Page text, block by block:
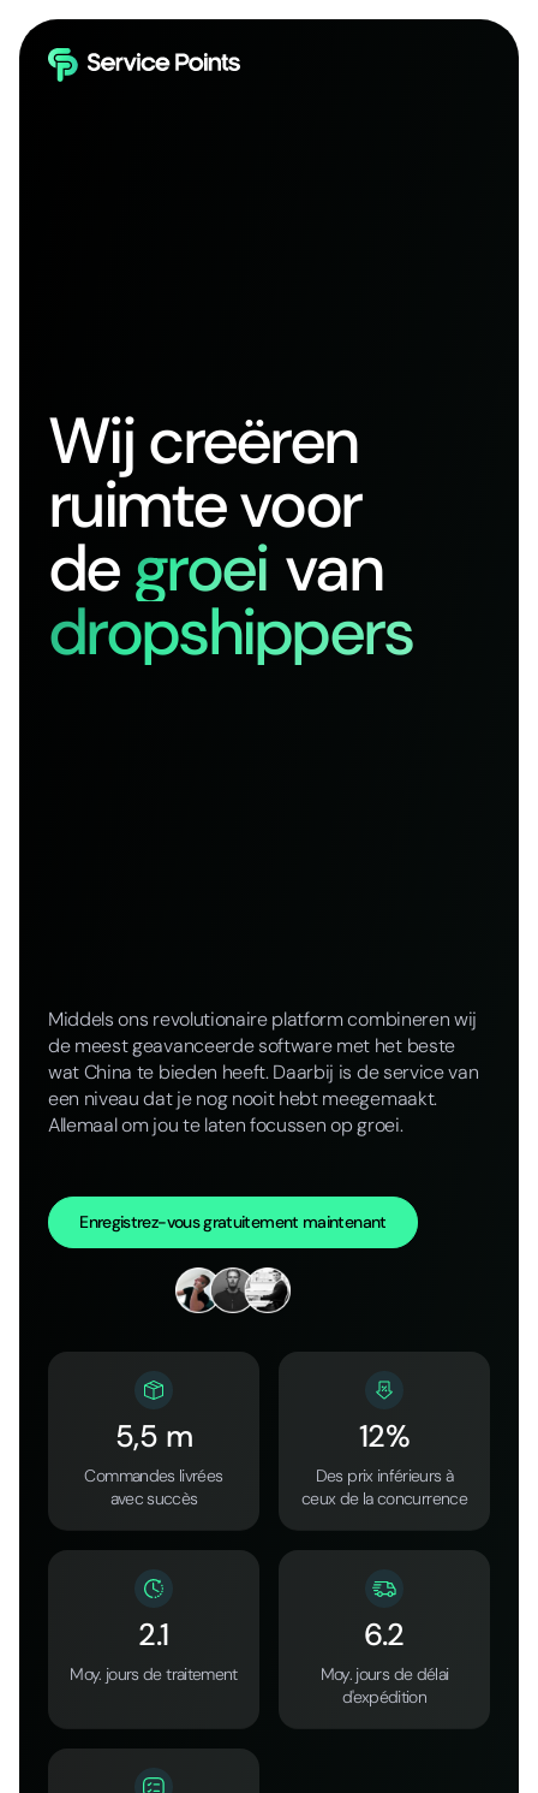
Wij creëren
ruimte voor
degroei van
dropshippers
Middels ons revolutionaire platform combineren wij
de meest geavanceerde software met het beste
wat China te bieden heeft. Daarbij is de service van
een niveau dat je nog nooit hebt meegemaakt.
Allemaal om jou te laten focussen op groei.
Enregistrez-vous gratuitement maintenant
5,5 m
Commandes livrées
avec succès
12%
Des prix inférieurs à
ceux de la concurrence
2.1
Moy. jours de traitement
6.2
Moy. jours de délai
d'expédition